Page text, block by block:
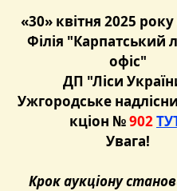
«30» квітня 2025
Філія "Карпатський
офіс"
ДП "Ліси
Ужгородське
кціон № 902
Увага!
Крок аукціону